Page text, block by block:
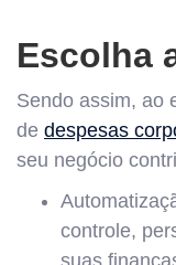
Escolha
Sendo assim, ao
de despesas
seu negócio
controle,